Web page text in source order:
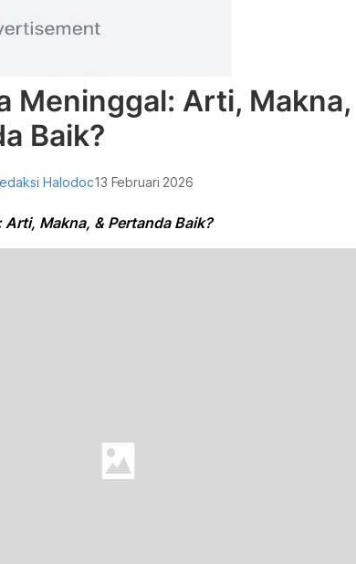
Meninggal: Arti, Makna,
Baik?
Halodoc13 Februari 2026
Makna, & Pertanda Baik?